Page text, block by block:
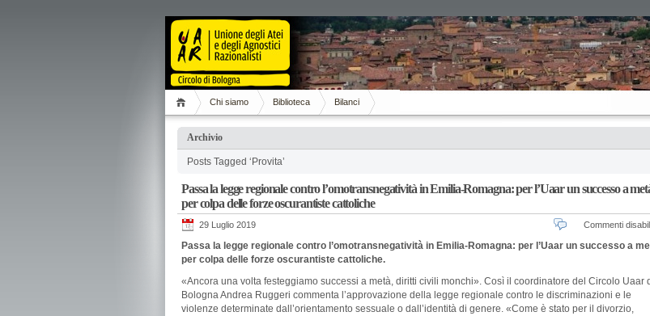
Chi siamo Biblioteca Bilanci
Archivio
Posts Tagged ‘Provita’
Passa la legge regionale contro l’omotransnegatività in Emilia-Romagna: per l’Uaar un successo a
per colpa delle forze oscurantiste cattoliche
29 Luglio 2019 Commenti
Passa la legge regionale contro l’omotransnegatività in Emilia-Romagna: per l’Uaar un successo a
per colpa delle forze oscurantiste cattoliche.
«Ancora una volta festeggiamo successi a metà, diritti civili monchi». Così il coordinatore del Circolo Uaar
Bologna Andrea Ruggeri commenta l’approvazione della legge regionale contro le discriminazioni e le
violenze determinate dall’orientamento sessuale o dall’identità di genere. «Come è stato per il divorzio,